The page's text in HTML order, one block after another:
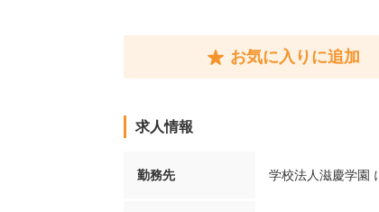
お気に入りに追加
求人情報
勤務先 学校法人滋慶学園